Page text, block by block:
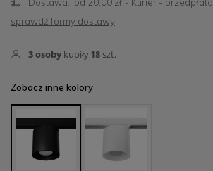
sprawdź formy dostawy
3osoby kupiły18 szt.
Zobacz inne kolory